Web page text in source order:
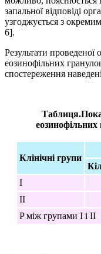
запальної відповіді
узгоджується з
6].
Результати проведеної
еозинофільних
спостереження
еозинофільних
Клінічні групи
І
ІІ
P між групами І і II